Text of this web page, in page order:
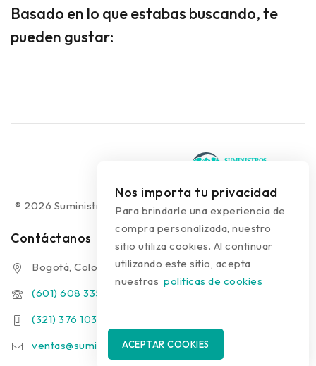
Basado en lo que estabas buscando, te
pueden gustar:
® 2026 Suministros Médicos Diseño web: colguía.com.co
Contáctanos
Bogotá, Colombia
(601) 608 3354
(321) 376 1031 - (313) 289 9910
ventas@suministrosmedicos.co
Nos importa tu privacidad
Para brindarle una experiencia de
compra personalizada, nuestro
sitio utiliza cookies. Al continuar
utilizando este sitio, acepta
nuestras politicas de cookies
ACEPTAR COOKIES